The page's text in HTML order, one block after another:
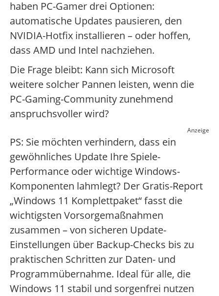
haben PC-Gamer drei Optionen:
automatische Updates pausieren, den
NVIDIA-Hotfix installieren – oder hoffen,
dass AMD und Intel nachziehen.
Die Frage bleibt: Kann sich Microsoft
weitere solcher Pannen leisten, wenn die
PC-Gaming-Community zunehmend
anspruchsvoller wird?
Anzeige
PS: Sie möchten verhindern, dass ein
gewöhnliches Update Ihre Spiele-
Performance oder wichtige Windows-
Komponenten lahmlegt? Der Gratis-Report
„Windows 11 Komplettpaket“ fasst die
wichtigsten Vorsorgemaßnahmen
zusammen – von sicheren Update-
Einstellungen über Backup-Checks bis zu
praktischen Schritten zur Daten- und
Programmübernahme. Ideal für alle, die
Windows 11 stabil und sorgenfrei nutzen